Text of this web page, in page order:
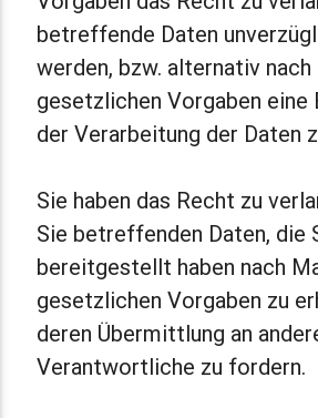
betreffende Daten
werden, bzw. alternativ
gesetzlichen Vorgaben eine
der Verarbeitung der Daten
Sie haben das Recht zu
Sie betreffenden Daten, die
bereitgestellt haben nach
gesetzlichen Vorgaben zu
deren Übermittlung an
Verantwortliche zu fordern.